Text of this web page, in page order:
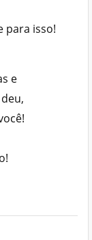
para isso!
e